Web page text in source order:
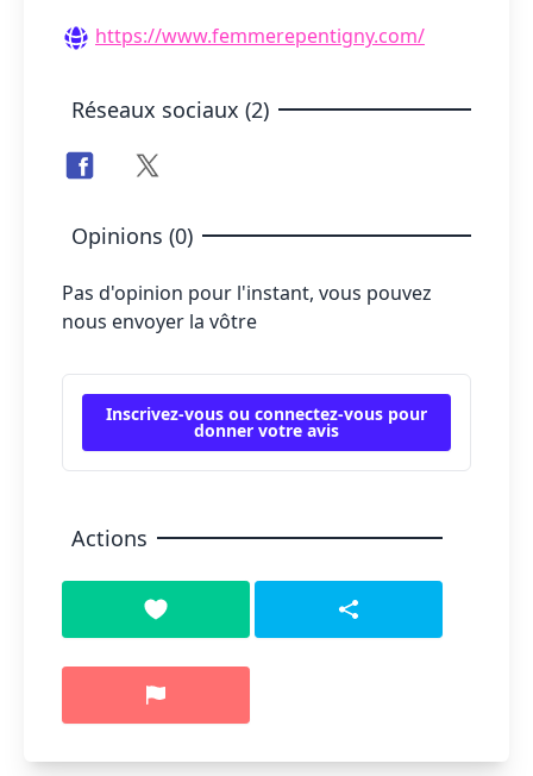
https://www.femmerepentigny.com/
Réseaux sociaux (2)
Opinions (0)
Pas d'opinion pour l'instant, vous pouvez
nous envoyer la vôtre
Inscrivez-vous ou connectez-vous pour
donner votre avis
Actions